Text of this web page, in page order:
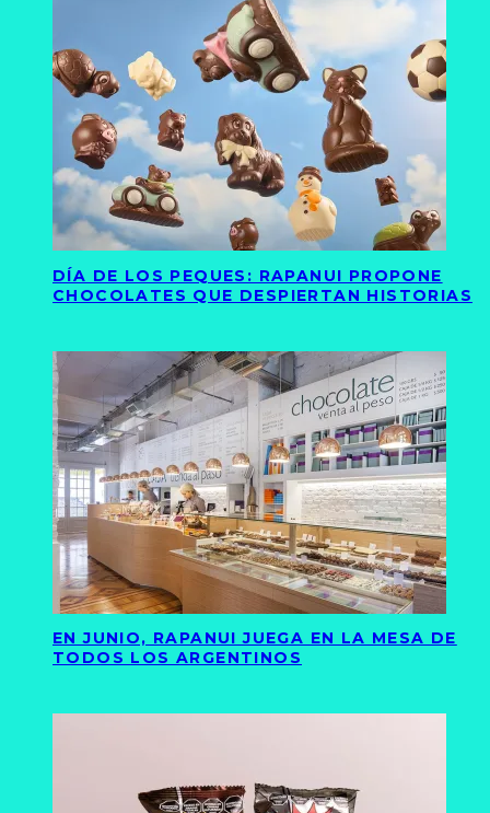
DÍA DE LOS PEQUES: RAPANUI PROPONE
CHOCOLATES QUE DESPIERTAN HISTORIAS
EN JUNIO, RAPANUI JUEGA EN LA MESA DE
TODOS LOS ARGENTINOS